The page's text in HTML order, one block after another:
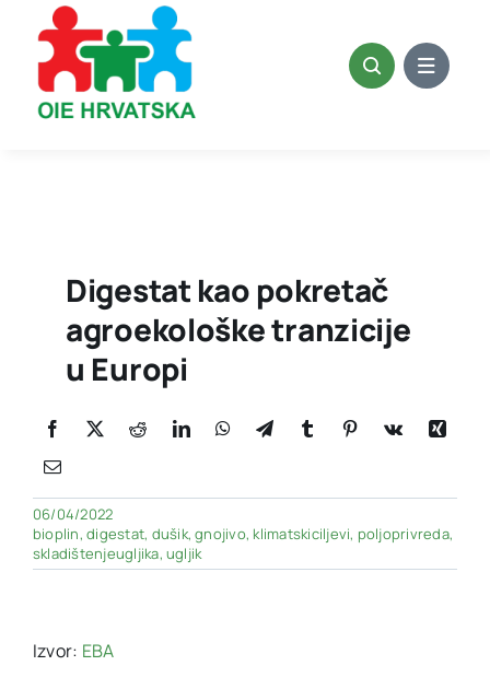
content
Digestat kao pokretač
agroekološke tranzicije
u Europi
06/04/2022
bioplin,digestat, dušik,gnojivo, klimatskiciljevi, poljoprivreda,
skladištenjeugljika,ugljik
Izvor: EBA